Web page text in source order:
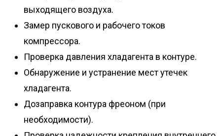
выходящего воздуха.
Замер пускового и рабочего токов
компрессора.
Проверка давления хладагента в контуре.
Обнаружение и устранение мест утечек
хладагента.
Дозаправка контура фреоном (при
необходимости).